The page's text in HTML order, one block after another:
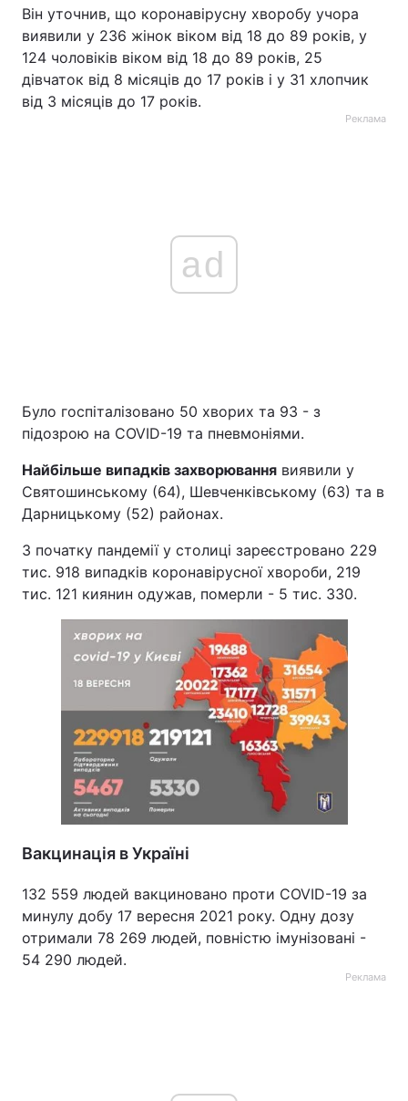
Він уточнив, що коронавірусну хворобу учора
виявили у 236 жінок віком від 18 до 89 років, у
124 чоловіків віком від 18 до 89 років, 25
дівчаток від 8 місяців до 17 років і у 31 хлопчик
від 3 місяців до 17 років.
Реклама
ad
Було госпіталізовано 50 хворих та 93 - з
підозрою на COVID-19 та пневмоніями.
Найбільше випадків захворювання виявили у
Святошинському (64), Шевченківському (63) та в
Дарницькому (52) районах.
З початку пандемії у столиці зареєстровано 229
тис. 918 випадків коронавірусної хвороби, 219
тис. 121 киянин одужав, померли - 5 тис. 330.
Вакцинація в Україні
132 559 людей вакциновано проти COVID-19 за
минулу добу 17 вересня 2021 року. Одну дозу
отримали 78 269 людей, повністю імунізовані -
54 290 людей.
Реклама